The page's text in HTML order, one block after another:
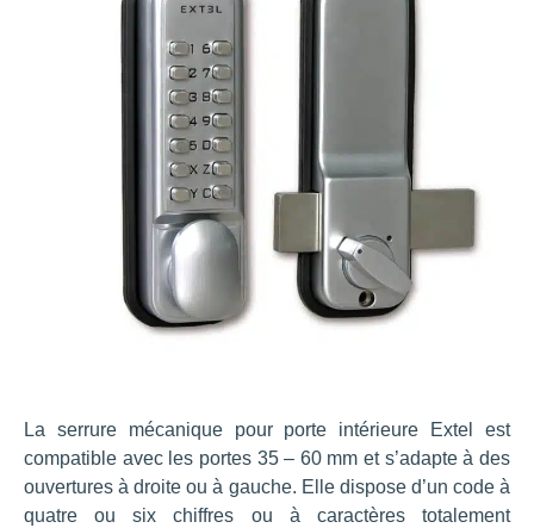
La serrure mécanique pour porte intérieure Extel est
compatible avec les portes 35 – 60 mm et s’adapte à des
ouvertures à droite ou à gauche. Elle dispose d’un code à
quatre ou six chiffres ou à caractères totalement